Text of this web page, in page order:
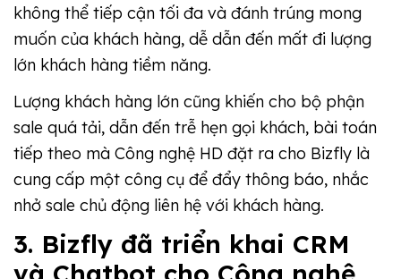
không thể tiếp cận tối đa và đánh trúng mong
muốn của khách hàng, dễ dẫn đến mất đi lượng
lớn khách hàng tiềm năng.
Lượng khách hàng lớn cũng khiến cho bộ phận
sale quá tải, dẫn đến trễ hẹn gọi khách, bài toán
tiếp theo mà Công nghệ HD đặt ra cho Bizfly là
cung cấp một công cụ để đẩy thông báo, nhắc
nhở sale chủ động liên hệ với khách hàng.
3. Bizfly đã triển khai CRM